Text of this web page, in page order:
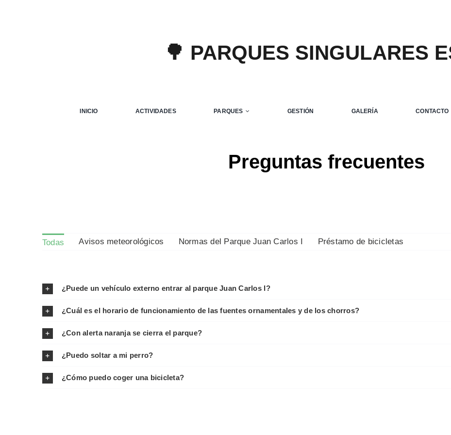
🌳 PARQUES SINGULARES
INICIO ACTIVIDADES PARQUES GESTIÓN GALERÍA CONTACTO
Preguntas frecuentes
Todas Avisos meteorológicos Normas del Parque Juan Carlos I Préstamo de bicicletas
¿Puede un vehículo externo entrar al parque Juan Carlos I?
¿Cuál es el horario de funcionamiento de las fuentes ornamentales y de los chorros?
¿Con alerta naranja se cierra el parque?
¿Puedo soltar a mi perro?
¿Cómo puedo coger una bicicleta?